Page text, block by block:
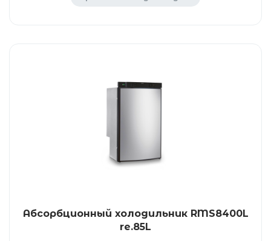
Абсорбционный холодильник RMS8400L
re.85L